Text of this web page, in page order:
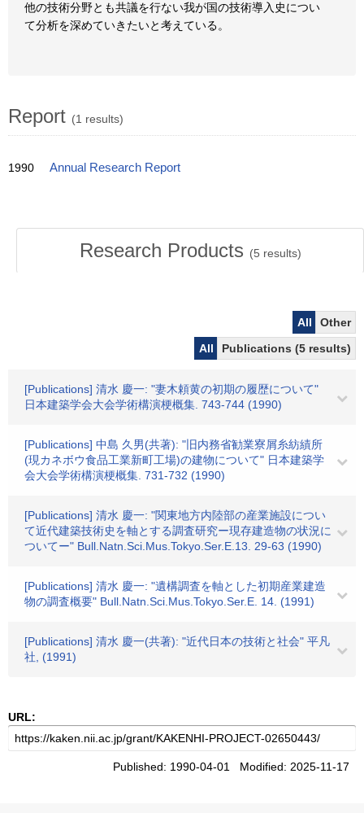
他の技術分野とも共議を行ない我が国の技術導入史につい
て分析を深めていきたいと考えている。
Report (1 results)
1990 Annual Research Report
Research Products (5 results)
All
Other
All
Publications (5 results)
[Publications] 清水 慶一: "妻木頼黄の初期の履歴について"
日本建築学会大会学術構演梗概集. 743-744 (1990)
[Publications] 中島 久男(共著): "旧内務省勧業寮屑糸紡績所
(現カネボウ食品工業新町工場)の建物について" 日本建築学
会大会学術構演梗概集. 731-732 (1990)
[Publications] 清水 慶一: "関東地方内陸部の産業施設につい
て近代建築技術史を軸とする調査研究ー現存建造物の状況に
ついてー" Bull.Natn.Sci.Mus.Tokyo.Ser.E.13. 29-63 (1990)
[Publications] 清水 慶一: "遺構調査を軸とした初期産業建造
物の調査概要" Bull.Natn.Sci.Mus.Tokyo.Ser.E. 14. (1991)
[Publications] 清水 慶一(共著): "近代日本の技術と社会" 平凡
社, (1991)
URL:
Published: 1990-04-01 Modified: 2025-11-17